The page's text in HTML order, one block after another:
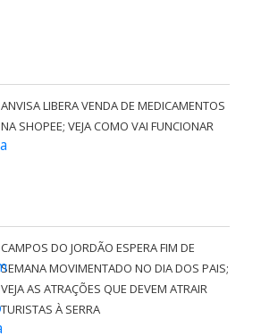
ANVISA LIBERA VENDA DE MEDICAMENTOS
NA SHOPEE; VEJA COMO VAI FUNCIONAR
CAMPOS DO JORDÃO ESPERA FIM DE
SEMANA MOVIMENTADO NO DIA DOS PAIS;
VEJA AS ATRAÇÕES QUE DEVEM ATRAIR
TURISTAS À SERRA